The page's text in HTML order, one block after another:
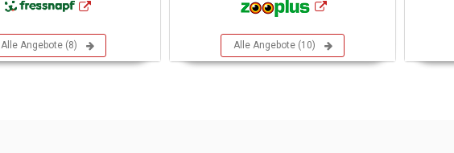
Alle Angebote (8) Alle Angebote (10)